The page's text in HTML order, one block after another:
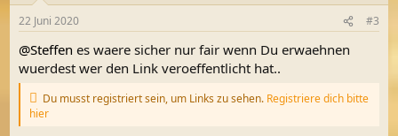
e
:
22 Juni 2020 #3
@Steffen es waere sicher nur fair wenn Du erwaehnen
wuerdest wer den Link veroeffentlicht hat..
Du musst registriert sein, um Links zu sehen. Registriere dich bitte
hier